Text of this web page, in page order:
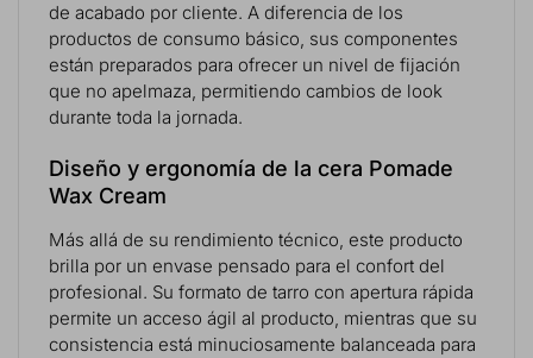
de acabado por cliente. A diferencia de los
productos de consumo básico, sus componentes
están preparados para ofrecer un nivel de fijación
que no apelmaza, permitiendo cambios de look
durante toda la jornada.
Diseño y ergonomía de la cera Pomade
Wax Cream
Más allá de su rendimiento técnico, este producto
brilla por un envase pensado para el confort del
profesional. Su formato de tarro con apertura rápida
permite un acceso ágil al producto, mientras que su
consistencia está minuciosamente balanceada para